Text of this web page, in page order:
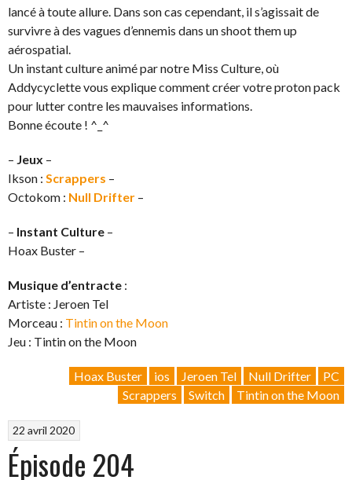
lancé à toute allure. Dans son cas cependant, il s’agissait de
survivre à des vagues d’ennemis dans un shoot them up
aérospatial.
Un instant culture animé par notre Miss Culture, où
Addycyclette vous explique comment créer votre proton pack
pour lutter contre les mauvaises informations.
Bonne écoute ! ^_^
– Jeux –
Ikson : Scrappers –
Octokom : Null Drifter –
– Instant Culture –
Hoax Buster –
Musique d’entracte :
Artiste : Jeroen Tel
Morceau : Tintin on the Moon
Jeu : Tintin on the Moon
Hoax Buster ios Jeroen Tel Null Drifter
PC
Scrappers
Switch Tintin on the Moon
22 avril 2020
Épisode 204